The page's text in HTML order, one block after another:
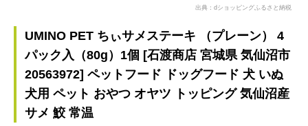
出典：dショッピングふるさと納税
UMINO PET ちぃサメステーキ （プレーン） 4
パック入（80g）1個 [石渡商店 宮城県 気仙沼市
20563972] ペットフード ドッグフード 犬 いぬ
犬用 ペット おやつ オヤツ トッピング 気仙沼産
サメ 鮫 常温